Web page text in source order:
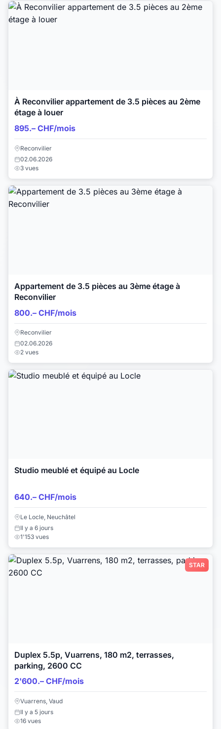
À Reconvilier appartement de 3.5 pièces au 2ème
étage à louer
895.– CHF/mois
Reconvilier
02.06.2026
3 vues
Appartement de 3.5 pièces au 3ème étage à
Reconvilier
800.– CHF/mois
Reconvilier
02.06.2026
2 vues
Studio meublé et équipé au Locle
640.– CHF/mois
Le Locle, Neuchâtel
Il y a 6 jours
1'153 vues
STAR
Duplex 5.5p, Vuarrens, 180 m2, terrasses,
parking, 2600 CC
2'600.– CHF/mois
Vuarrens, Vaud
Il y a 5 jours
16 vues